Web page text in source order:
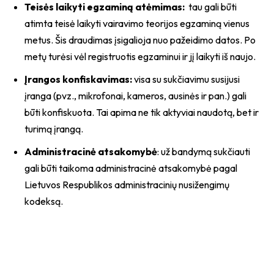
Teisės laikyti egzaminą atėmimas: tau gali būti
atimta teisė laikyti vairavimo teorijos egzaminą vienus
metus. Šis draudimas įsigalioja nuo pažeidimo datos. Po
metų turėsi vėl registruotis egzaminui ir jį laikyti iš naujo.
Įrangos konfiskavimas:visa su sukčiavimu susijusi
įranga (pvz., mikrofonai, kameros, ausinės ir pan.) gali
būti konfiskuota. Tai apima ne tik aktyviai naudotą, bet ir
turimą įrangą.
Administracinė atsakomybė: už bandymą sukčiauti
gali būti taikoma administracinė atsakomybė pagal
Lietuvos Respublikos administracinių nusižengimų
kodeksą.